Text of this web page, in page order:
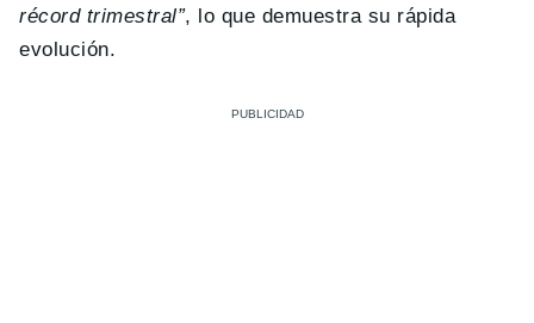
récord trimestral”, lo que demuestra su rápida
evolución.